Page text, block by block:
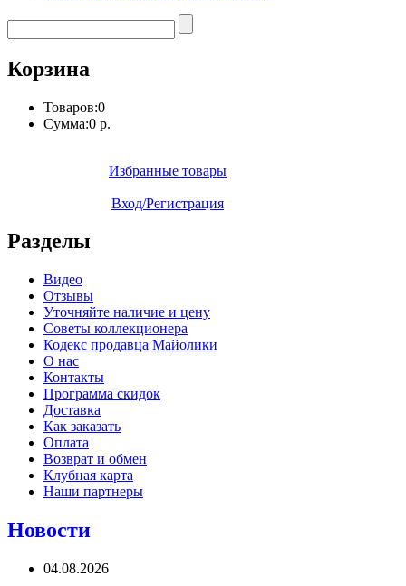
Корзина
Товаров:0
Сумма:0 р.
Избранные товары
Вход/Регистрация
Разделы
Видео
Отзывы
Уточняйте наличие и цену
Советы коллекционера
Кодекс продавца Майолики
О нас
Контакты
Программа скидок
Доставка
Как заказать
Оплата
Возврат и обмен
Клубная карта
Наши партнеры
Новости
04.08.2026